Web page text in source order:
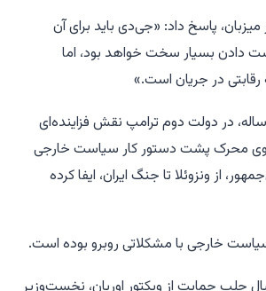
پاسخ داد: «جی‌دی باید برای آن
دادن بسیار سخت خواهد بود، اما
در جریان است.»
وزیر امور خارجه ۵۴ ساله، در دولت دوم ترامپ نقش فزاینده‌ای
محرک پشت دستور کار سیاست خارجی
از ونزوئلا تا جنگ ایران، ایفا کرده
خارجی با مشکلاتی روبرو بوده است.